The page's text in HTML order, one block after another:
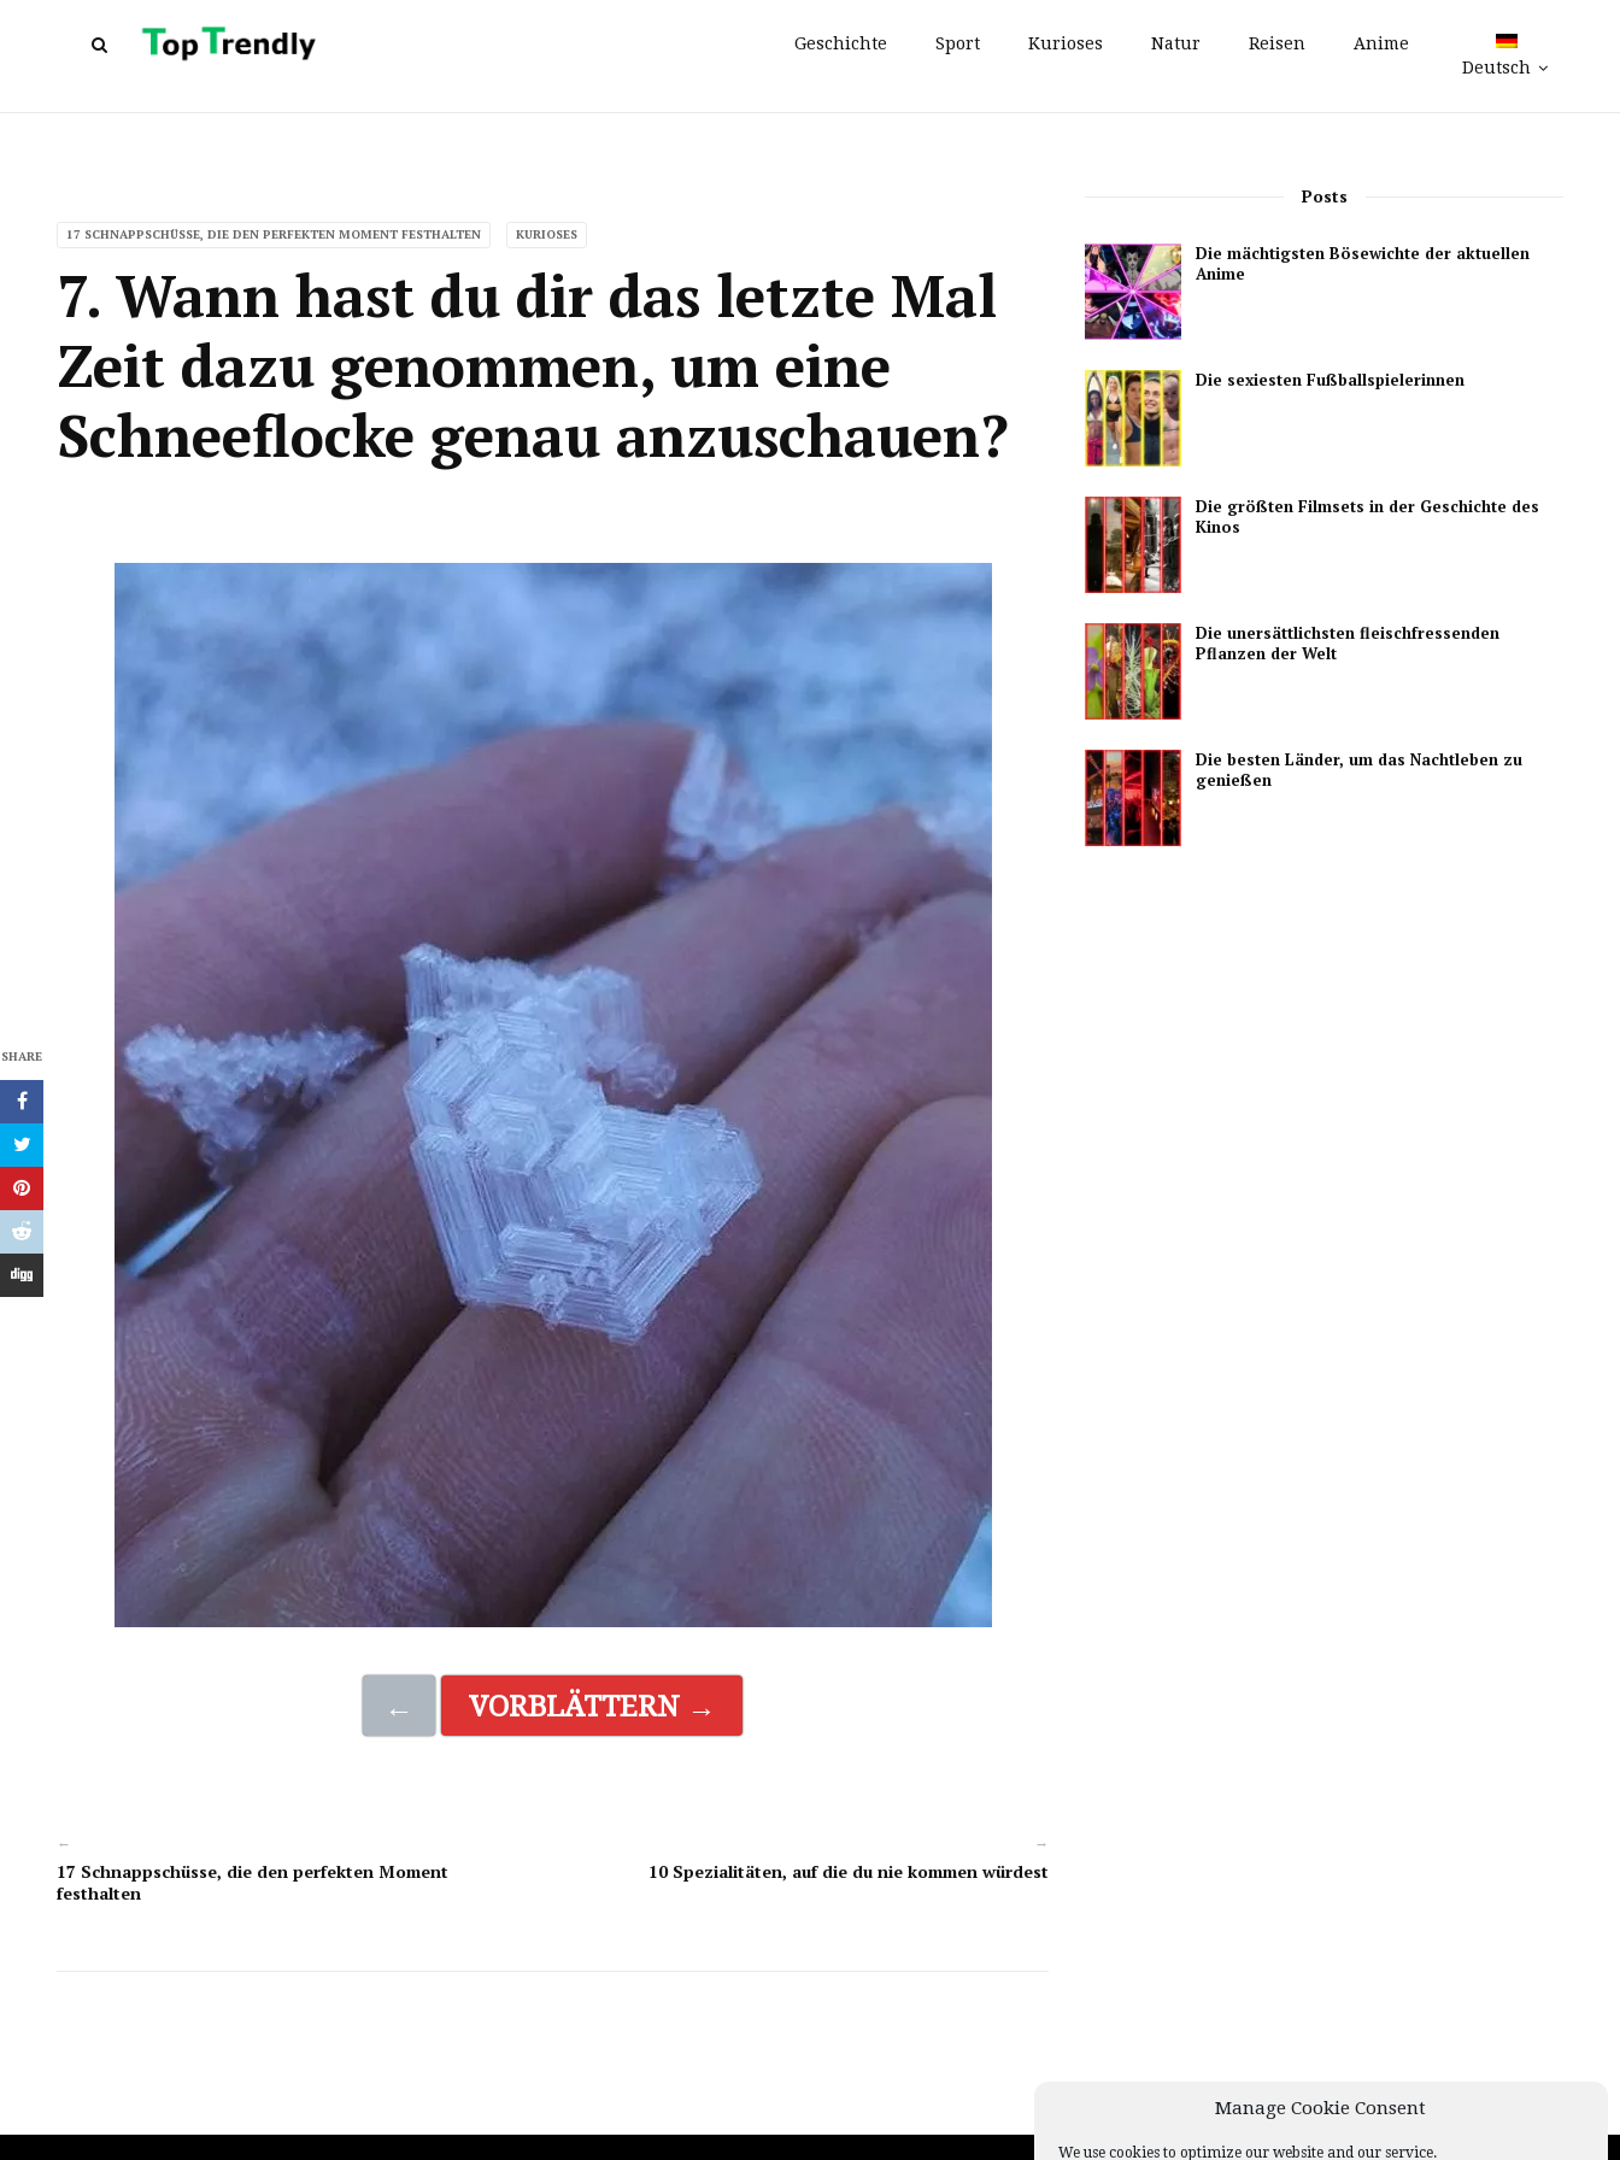
Manage Cookie Consent
We use cookies to optimize our website and our service.
Geschichte Sport Kurioses Natur Reisen
Anime
Deutsch
17 SCHNAPPSCHÜSSE, DIE DEN PERFEKTEN MOMENT FESTHALTEN KURIOSES
7. Wann hast du dir das letzte Mal
Zeit dazu genommen, um eine
Schneeflocke genau anzuschauen?
SHARE
← VORBLÄTTERN →
←
17 Schnappschüsse, die den perfekten Moment
festhalten
→
10 Spezialitäten, auf die du nie kommen würdest
Posts
Die mächtigsten Bösewichte der aktuellen
Anime
Die sexiesten Fußballspielerinnen
Die größten Filmsets in der Geschichte des
Kinos
Die unersättlichsten fleischfressenden
Pflanzen der Welt
Die besten Länder, um das Nachtleben zu
genießen